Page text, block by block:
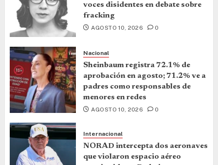
voces disidentes en debate sobre
fracking
AGOSTO 10, 2026 0
Nacional
Sheinbaum registra 72.1% de
aprobación en agosto; 71.2% ve a
padres como responsables de
menores en redes
AGOSTO 10, 2026 0
Internacional
NORAD intercepta dos aeronaves
que violaron espacio aéreo